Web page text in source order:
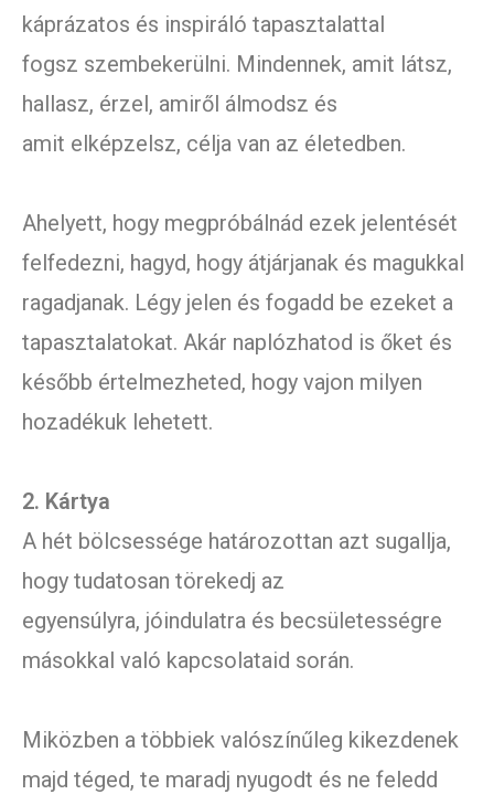
káprázatos és inspiráló tapasztalattal
fogsz szembekerülni. Mindennek, amit látsz,
hallasz, érzel, amiről álmodsz és
amit elképzelsz, célja van az életedben.
Ahelyett, hogy megpróbálnád ezek jelentését
felfedezni, hagyd, hogy átjárjanak és magukkal
ragadjanak. Légy jelen és fogadd be ezeket a
tapasztalatokat. Akár naplózhatod is őket és
később értelmezheted, hogy vajon milyen
hozadékuk lehetett.
2. Kártya
A hét bölcsessége határozottan azt sugallja,
hogy tudatosan törekedj az
egyensúlyra, jóindulatra és becsületességre
másokkal való kapcsolataid során.
Miközben a többiek valószínűleg kikezdenek
majd téged, te maradj nyugodt és ne feledd